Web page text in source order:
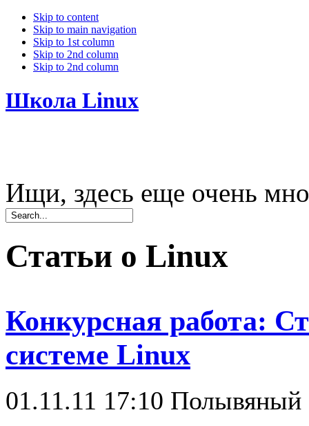
Skip to content
Skip to main navigation
Skip to 1st column
Skip to 2nd column
Skip to 2nd column
Школа Linux
Ищи, здесь еще очень
Статьи о Linux
Конкурсная работа:
системе Linux
01.11.11 17:10 Полывяный